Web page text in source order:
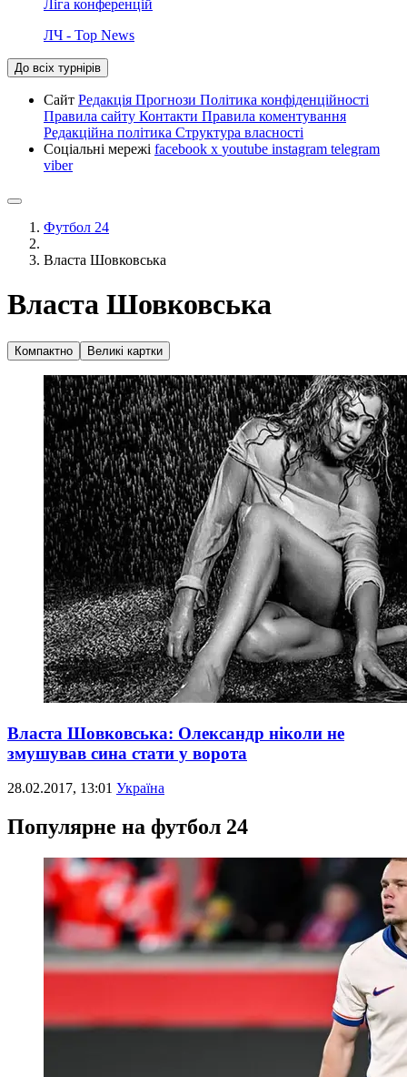
Ліга конференцій
ЛЧ - Top News
До всіх турнірів
Сайт Редакція Прогнози Політика конфіденційності
Правила сайту Контакти Правила коментування
Редакційна політика Структура власності
Соціальні мережі facebook x youtube instagram telegram
viber
Футбол 24
Власта Шовковська
Власта Шовковська
Компактно Великі картки
Власта Шовковська: Олександр ніколи не
змушував сина стати у ворота
28.02.2017, 13:01 Україна
Популярне на футбол 24